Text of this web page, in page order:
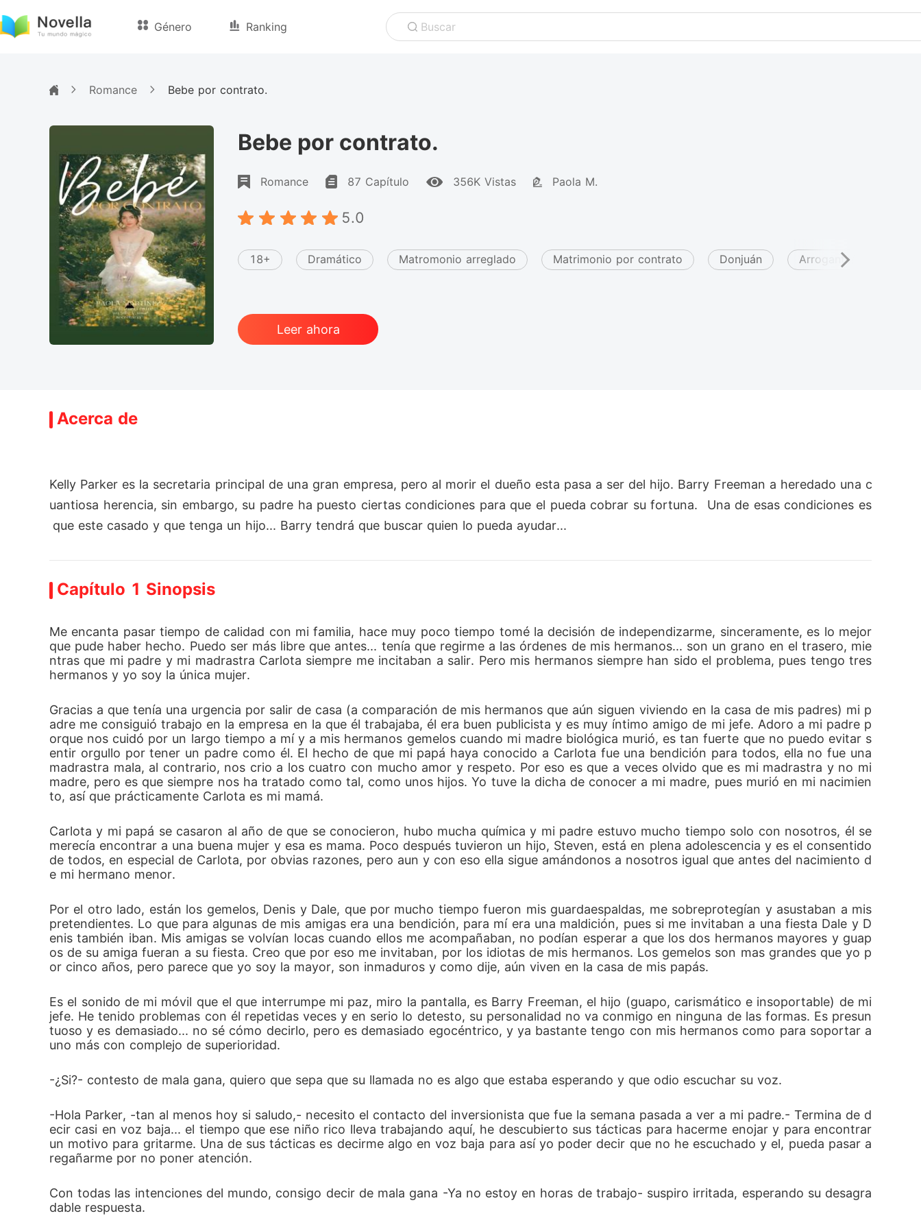
Género Ranking Buscar
Romance Bebe por contrato.
Bebe por contrato.
Romance 87 Capítulo 356K Vistas Paola M.
5.0
18+ Dramático Matromonio arreglado Matrimonio por contrato Donjuán Arrogante/Dominante
Leer ahora
Acerca de
Kelly Parker es la secretaria principal de una gran empresa, pero al morir el dueño esta pasa a ser del hijo. Barry Freeman a heredado una c
uantiosa herencia, sin embargo, su padre ha puesto ciertas condiciones para que el pueda cobrar su fortuna.  Una de esas condiciones es
que este casado y que tenga un hijo... Barry tendrá que buscar quien lo pueda ayudar...
Capítulo 1 Sinopsis
Me encanta pasar tiempo de calidad con mi familia, hace muy poco tiempo tomé la decisión de independizarme, sinceramente, es lo mejor
que pude haber hecho. Puedo ser más libre que antes... tenía que regirme a las órdenes de mis hermanos... son un grano en el trasero, mie
ntras que mi padre y mi madrastra Carlota siempre me incitaban a salir. Pero mis hermanos siempre han sido el problema, pues tengo tres
hermanos y yo soy la única mujer.
Gracias a que tenía una urgencia por salir de casa (a comparación de mis hermanos que aún siguen viviendo en la casa de mis padres) mi p
adre me consiguió trabajo en la empresa en la que él trabajaba, él era buen publicista y es muy íntimo amigo de mi jefe. Adoro a mi padre p
orque nos cuidó por un largo tiempo a mí y a mis hermanos gemelos cuando mi madre biológica murió, es tan fuerte que no puedo evitar s
entir orgullo por tener un padre como él. El hecho de que mi papá haya conocido a Carlota fue una bendición para todos, ella no fue una
madrastra mala, al contrario, nos crio a los cuatro con mucho amor y respeto. Por eso es que a veces olvido que es mi madrastra y no mi
madre, pero es que siempre nos ha tratado como tal, como unos hijos. Yo tuve la dicha de conocer a mi madre, pues murió en mi nacimien
to, así que prácticamente Carlota es mi mamá.
Carlota y mi papá se casaron al año de que se conocieron, hubo mucha química y mi padre estuvo mucho tiempo solo con nosotros, él se
merecía encontrar a una buena mujer y esa es mama. Poco después tuvieron un hijo, Steven, está en plena adolescencia y es el consentido
de todos, en especial de Carlota, por obvias razones, pero aun y con eso ella sigue amándonos a nosotros igual que antes del nacimiento d
e mi hermano menor.
Por el otro lado, están los gemelos, Denis y Dale, que por mucho tiempo fueron mis guardaespaldas, me sobreprotegían y asustaban a mis
pretendientes. Lo que para algunas de mis amigas era una bendición, para mí era una maldición, pues si me invitaban a una fiesta Dale y D
enis también iban. Mis amigas se volvían locas cuando ellos me acompañaban, no podían esperar a que los dos hermanos mayores y guap
os de su amiga fueran a su fiesta. Creo que por eso me invitaban, por los idiotas de mis hermanos. Los gemelos son mas grandes que yo p
or cinco años, pero parece que yo soy la mayor, son inmaduros y como dije, aún viven en la casa de mis papás.
Es el sonido de mi móvil que el que interrumpe mi paz, miro la pantalla, es Barry Freeman, el hijo (guapo, carismático e insoportable) de mi
jefe. He tenido problemas con él repetidas veces y en serio lo detesto, su personalidad no va conmigo en ninguna de las formas. Es presun
tuoso y es demasiado... no sé cómo decirlo, pero es demasiado egocéntrico, y ya bastante tengo con mis hermanos como para soportar a
uno más con complejo de superioridad.
-¿Si?- contesto de mala gana, quiero que sepa que su llamada no es algo que estaba esperando y que odio escuchar su voz.
-Hola Parker, -tan al menos hoy si saludo,- necesito el contacto del inversionista que fue la semana pasada a ver a mi padre.- Termina de d
ecir casi en voz baja... el tiempo que ese niño rico lleva trabajando aquí, he descubierto sus tácticas para hacerme enojar y para encontrar
un motivo para gritarme. Una de sus tácticas es decirme algo en voz baja para así yo poder decir que no he escuchado y el, pueda pasar a
regañarme por no poner atención.
Con todas las intenciones del mundo, consigo decir de mala gana -Ya no estoy en horas de trabajo- suspiro irritada, esperando su desagra
dable respuesta.